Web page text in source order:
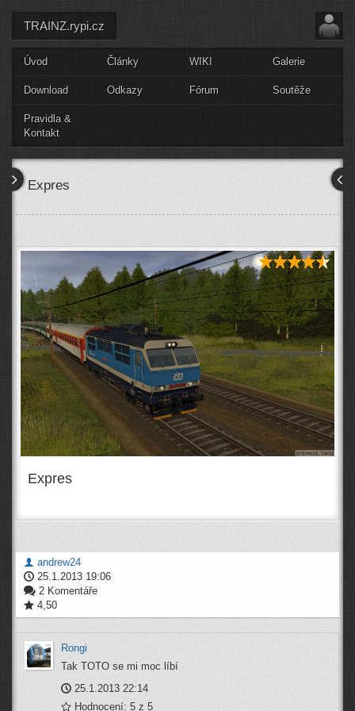
TRAINZ.rypi.cz
Úvod Články WIKI Galerie
Download Odkazy Fórum Soutěže
Pravidla &
Kontakt
Expres
Expres
andrew24
25.1.2013 19:06
2 Komentáře
4,50
Rongi
Tak TOTO se mi moc líbí
25.1.2013 22:14
Hodnocení: 5 z 5